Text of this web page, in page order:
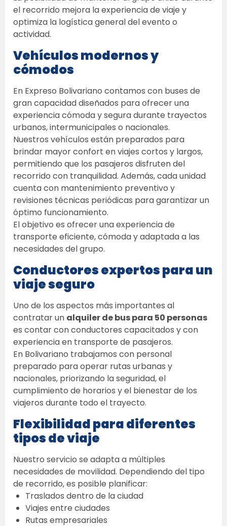
el recorrido mejora la experiencia de viaje y
optimiza la logística general del evento o
actividad.
Vehículos modernos y
cómodos
En Expreso Bolivariano contamos con buses de
gran capacidad diseñados para ofrecer una
experiencia cómoda y segura durante trayectos
urbanos, intermunicipales o nacionales.
Nuestros vehículos están preparados para
brindar mayor confort en viajes cortos y largos,
permitiendo que los pasajeros disfruten del
recorrido con tranquilidad. Además, cada unidad
cuenta con mantenimiento preventivo y
revisiones técnicas periódicas para garantizar un
óptimo funcionamiento.
El objetivo es ofrecer una experiencia de
transporte eficiente, cómoda y adaptada a las
necesidades del grupo.
Conductores expertos para un
viaje seguro
Uno de los aspectos más importantes al
contratar un alquiler de bus para 50 personas
es contar con conductores capacitados y con
experiencia en transporte de pasajeros.
En Bolivariano trabajamos con personal
preparado para operar rutas urbanas y
nacionales, priorizando la seguridad, el
cumplimiento de horarios y el bienestar de los
viajeros durante todo el trayecto.
Flexibilidad para diferentes
tipos de viaje
Nuestro servicio se adapta a múltiples
necesidades de movilidad. Dependiendo del tipo
de recorrido, es posible planificar:
Traslados dentro de la ciudad
Viajes entre ciudades
Rutas empresariales